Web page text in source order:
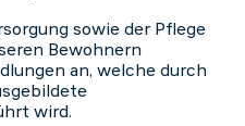
sowie der Pflege
Bewohnern
an, welche durch
wird.